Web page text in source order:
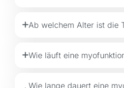
Ab welchem Alter ist die
Wie läuft eine
Wie lange dauert eine